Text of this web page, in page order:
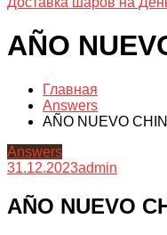
AÑO
Главная
Answers
AÑO NUEVO
Answers
31.12.2023admin
AÑO NUEVO